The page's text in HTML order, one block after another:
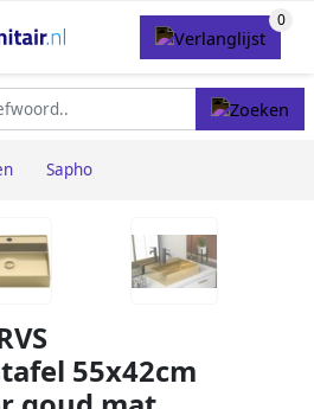
Sapho
55x42cm